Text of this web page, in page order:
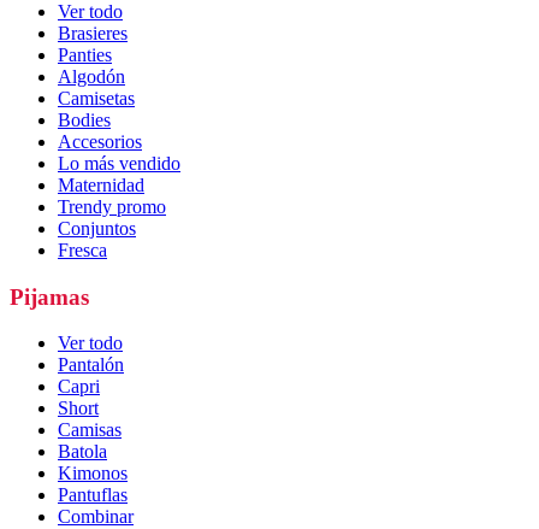
Ver todo
Brasieres
Panties
Algodón
Camisetas
Bodies
Accesorios
Lo más vendido
Maternidad
Trendy promo
Conjuntos
Fresca
Pijamas
Ver todo
Pantalón
Capri
Short
Camisas
Batola
Kimonos
Pantuflas
Combinar